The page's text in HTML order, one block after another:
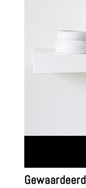
Gewaardeerd